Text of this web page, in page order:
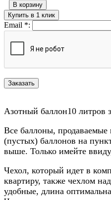
В корзину
Купить в 1 клик
Email *:
Азотный баллон10 литров
Все баллоны, продаваемые
(пустых) баллонов на
выше. Только имейте
Чехол, который идет в
квартиру, также чехлом
удобные, длина